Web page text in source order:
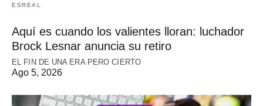
ESREAL
Aquí es cuando los valientes lloran: luchador
Brock Lesnar anuncia su retiro
EL FIN DE UNA ERA PERO CIERTO
Ago 5, 2026